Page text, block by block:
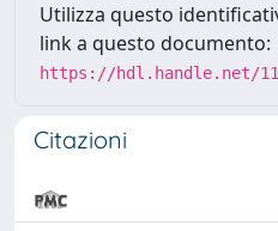
Utilizza questo
link a questo documento:
https://hdl.handle.net/
Citazioni